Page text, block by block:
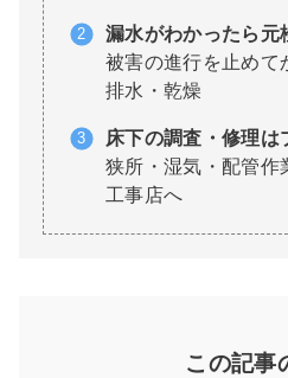
漏水がわかったら元
被害の進行を止めて
排水・乾燥
床下の調査・修理は
狭所・湿気・配管作
工事店へ
この記事